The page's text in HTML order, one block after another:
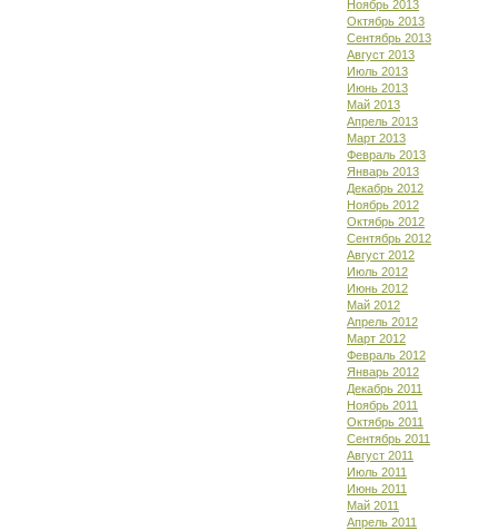
Ноябрь 2013
Октябрь 2013
Сентябрь 2013
Август 2013
Июль 2013
Июнь 2013
Май 2013
Апрель 2013
Март 2013
Февраль 2013
Январь 2013
Декабрь 2012
Ноябрь 2012
Октябрь 2012
Сентябрь 2012
Август 2012
Июль 2012
Июнь 2012
Май 2012
Апрель 2012
Март 2012
Февраль 2012
Январь 2012
Декабрь 2011
Ноябрь 2011
Октябрь 2011
Сентябрь 2011
Август 2011
Июль 2011
Июнь 2011
Май 2011
Апрель 2011